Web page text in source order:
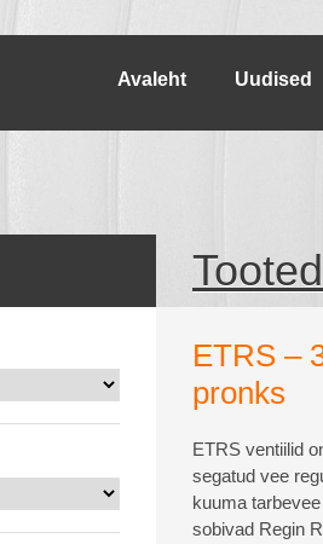
Avaleht Uudised
Tooted
ETRS –
pronks
ETRS ventiilid
segatud vee
kuuma tarbevee
sobivad Regin